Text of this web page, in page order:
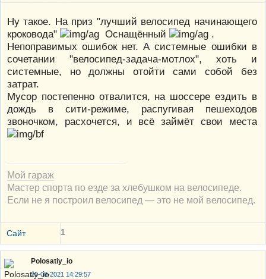
Ну такое. На приз "лучший велосипед начинающего
кроковода"
Оснащённый
.
Непоправимых ошибок нет. А системные ошибки в
сочетании "велосипед-задача-мотлох", хоть и
системные, но должны отойти сами собой без
затрат.
Мусор постепенно отвалится, на шоссере ездить в
дождь в сити-режиме, распугивая пешеходов
звоночком, расхочется, и всё займёт свои места
Мой гараж
Мастер спорта по езде за хлебушком на велосипеде.
Если не я построил велосипед — это не мой велосипед.
Сайт 1
Polosatiy_io
25-08-2021 14:29:57